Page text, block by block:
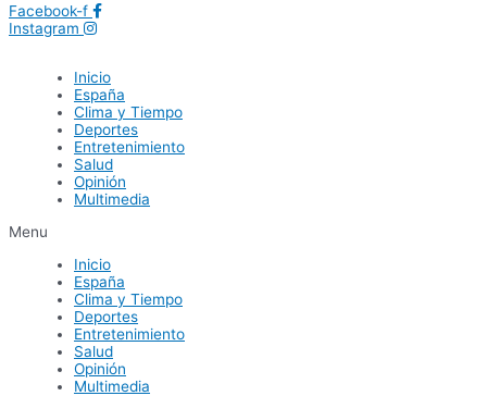
Facebook-f
Instagram
Inicio
España
Clima y Tiempo
Deportes
Entretenimiento
Salud
Opinión
Multimedia
Menu
Inicio
España
Clima y Tiempo
Deportes
Entretenimiento
Salud
Opinión
Multimedia